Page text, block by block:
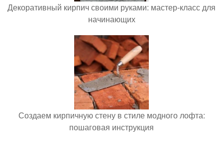
Декоративный кирпич своими руками: мастер-класс для
начинающих
Создаем кирпичную стену в стиле модного лофта:
пошаговая инструкция